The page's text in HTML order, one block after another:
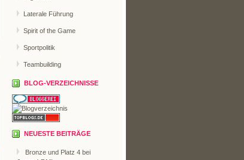
Laterale Führung
Spirit of the Game
Sportpolitik
Teambuilding
BLOG-VERZEICHNISSE
NEUESTE BEITRÄGE
Bronze und Platz 4 bei